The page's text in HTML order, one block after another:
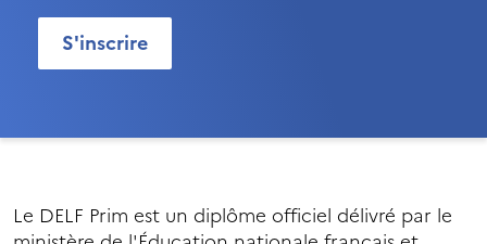
S'inscrire
Le DELF Prim est un diplôme officiel délivré par le